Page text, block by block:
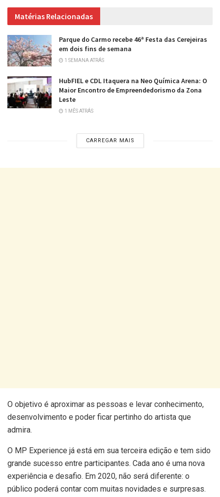
Matérias Relacionadas
Parque do Carmo recebe 46ª Festa das Cerejeiras
em dois fins de semana
1 SEMANA ATRÁS
HubFIEL e CDL Itaquera na Neo Química Arena: O
Maior Encontro de Empreendedorismo da Zona
Leste
1 MÊS ATRÁS
CARREGAR MAIS
O objetivo é aproximar as pessoas e levar conhecimento,
desenvolvimento e poder ficar pertinho do artista que
admira.
O MP Experience já está em sua terceira edição e tem sido
grande sucesso entre participantes. Cada ano é uma nova
experiência e desafio. Em 2020, não será diferente: o
público poderá contar com muitas novidades e surpresas.